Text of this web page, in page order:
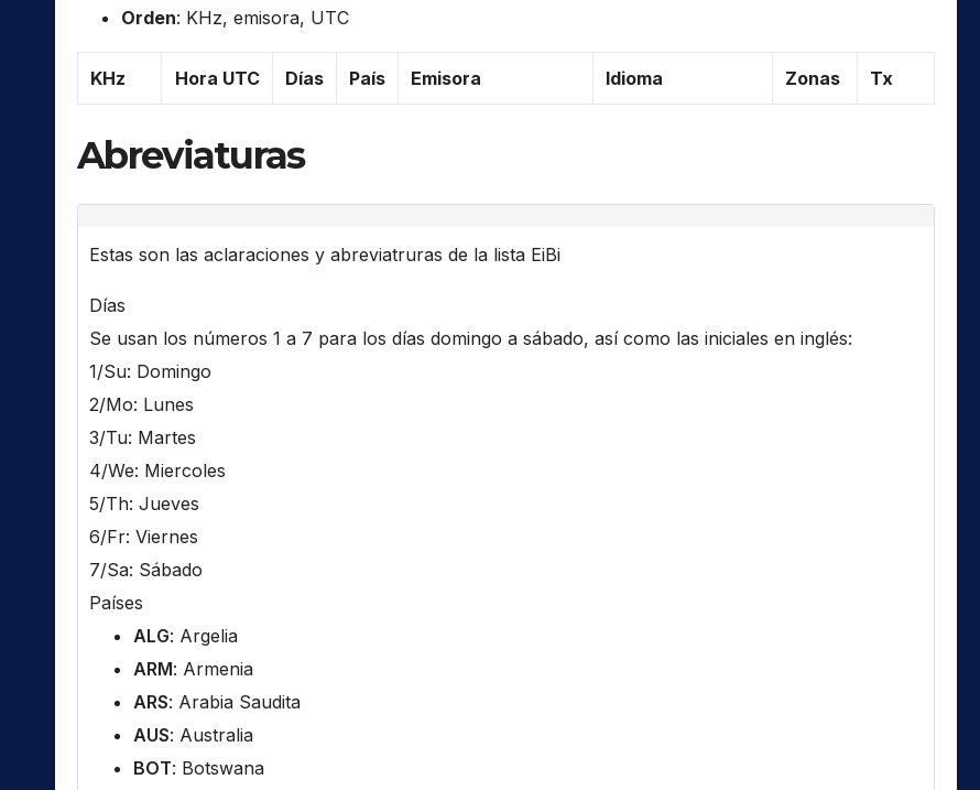
Orden: KHz, emisora, UTC
KHz Hora UTC Días País Emisora Idioma Zonas Tx
Abreviaturas
Estas son las aclaraciones y abreviatruras de la lista EiBi
Días
Se usan los números 1 a 7 para los días domingo a sábado, así como las iniciales en inglés:
1/Su: Domingo
2/Mo: Lunes
3/Tu: Martes
4/We: Miercoles
5/Th: Jueves
6/Fr: Viernes
7/Sa: Sábado
Países
ALG: Argelia
ARM: Armenia
ARS: Arabia Saudita
AUS: Australia
BOT: Botswana